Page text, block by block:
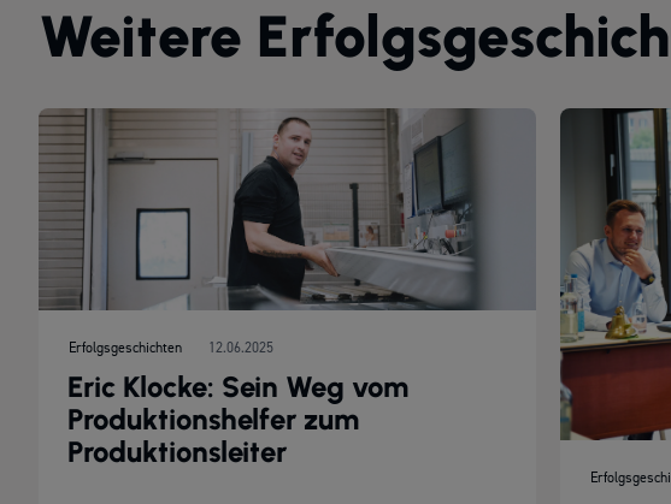
Weitere
Erfolgsgeschichten 12.06.2025
Eric Klocke: Sein Weg vom
Produktionshelfer zum
Produktionsleiter